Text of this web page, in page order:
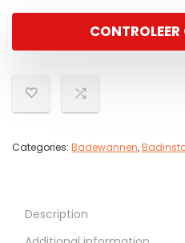
Categories: Badewannen,
Description